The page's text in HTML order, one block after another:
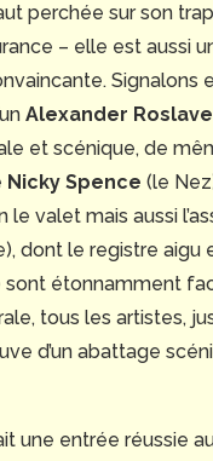
perchée sur son
– elle est aussi
Signalons
Alexander
et scénique, de
Nicky Spence (le
le valet mais aussi
dont le registre aigu
étonnamment
tous les artistes,
d’un abattage
une entrée réussie